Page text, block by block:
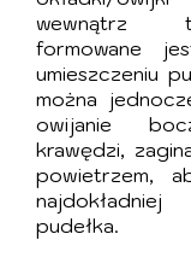
wewnątrz
formowane
umieszczeniu
można
owijanie
krawędzi,
powietrzem,
pudełka.